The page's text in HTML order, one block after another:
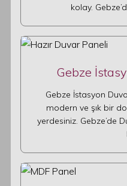
kolay.
Gebze
Gebze İstasyon
modern ve şık bir
yerdesiniz. Gebze’de